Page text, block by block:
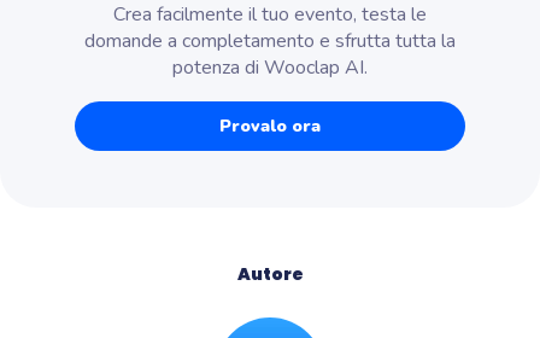
Crea facilmente il tuo evento, testa le
domande a completamento e sfrutta tutta la
potenza di Wooclap AI.
Provalo ora
Autore